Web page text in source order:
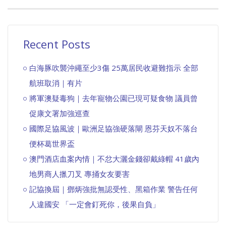
Recent Posts
白海豚吹襲沖繩至少3傷 25萬居民收避難指示 全部
航班取消｜有片
將軍澳疑毒狗｜去年寵物公園已現可疑食物 議員曾
促康文署加強巡查
國際足協風波｜歐洲足協強硬落閘 恩芬天奴不落台
便杯葛世界盃
澳門酒店血案內情｜不忿大灑金錢卻戴綠帽 41歲內
地男商人擸刀叉 專捅女友要害
記協換屆｜鄧炳強批無認受性、黑箱作業 警告任何
人違國安 「一定會釘死你，後果自負」